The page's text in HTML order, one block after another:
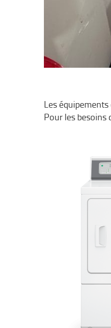
Les
Pour les besoins